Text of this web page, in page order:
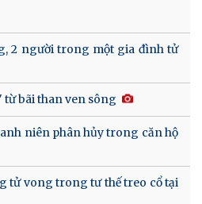
2 người trong một gia đình tử
bãi than ven sông
niên phân hủy trong căn hộ
tử vong trong tư thế treo cổ tại